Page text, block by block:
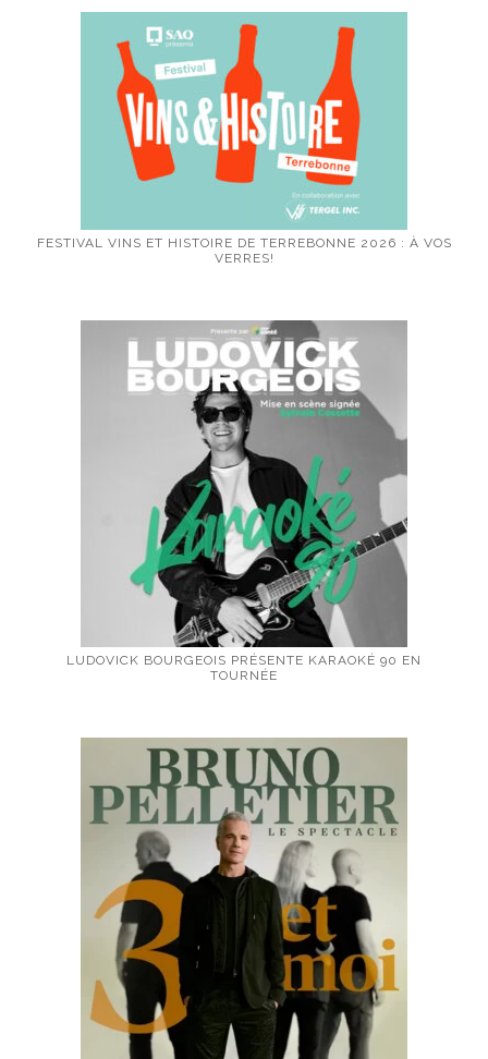
FESTIVAL VINS ET HISTOIRE DE TERREBONNE 2026 : À VOS
VERRES!
LUDOVICK BOURGEOIS PRÉSENTE KARAOKÉ 90 EN
TOURNÉE